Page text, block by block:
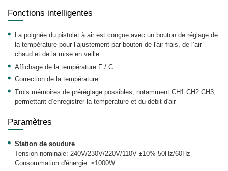
Fonctions intelligentes
La poignée du pistolet à air est conçue avec un bouton de réglage de
la température pour l’ajustement par bouton de l'air frais, de l’air
chaud et de la mise en veille.
Affichage de la température F / C
Correction de la température
Trois mémoires de préréglage possibles, notamment CH1 CH2 CH3,
permettant d’enregistrer la température et du débit d'air
Paramètres
Station de soudure
Tension nominale: 240V/230V/220V/110V ±10% 50Hz/60Hz
Consommation d'énergie: ≤1000W